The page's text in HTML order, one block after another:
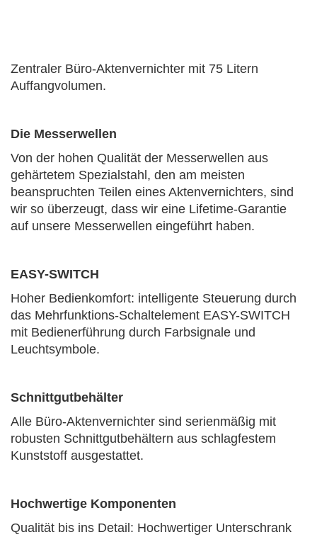
Zentraler Büro-Aktenvernichter mit 75 Litern
Auffangvolumen.
Die Messerwellen
Von der hohen Qualität der Messerwellen aus
gehärtetem Spezialstahl, den am meisten
beanspruchten Teilen eines Aktenvernichters, sind
wir so überzeugt, dass wir eine Lifetime-Garantie
auf unsere Messerwellen eingeführt haben.
EASY-SWITCH
Hoher Bedienkomfort: intelligente Steuerung durch
das Mehrfunktions-Schaltelement EASY-SWITCH
mit Bedienerführung durch Farbsignale und
Leuchtsymbole.
Schnittgutbehälter
Alle Büro-Aktenvernichter sind serienmäßig mit
robusten Schnittgutbehältern aus schlagfestem
Kunststoff ausgestattet.
Hochwertige Komponenten
Qualität bis ins Detail: Hochwertiger Unterschrank